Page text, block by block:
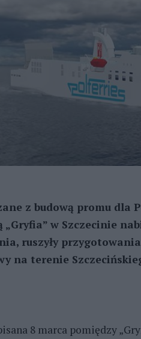
z budową promu dla
„Gryfia” w Szczecinie
ruszyły
na terenie
8 marca pomiędzy